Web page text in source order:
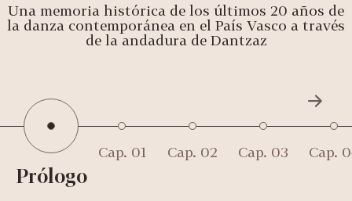
Una memoria histórica de los últimos 20 años de
la danza contemporánea en el País Vasco a través
de la andadura de Dantzaz
Prólogo
Cap. 01 Cap. 02 Cap. 03 Cap.